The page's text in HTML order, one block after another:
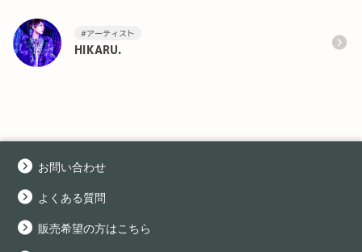
#アーティスト
HIKARU.
お問い合わせ
よくある質問
販売希望の方はこちら